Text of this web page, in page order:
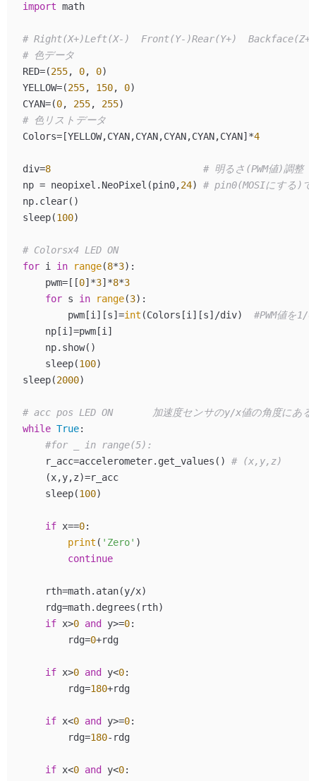
import math
# Right(X+)Left(X-)  Front(Y-)Rear(Y+)
# 色データ
RED=(255, 0, 0)
YELLOW=(255, 150, 0)
CYAN=(0, 255, 255
# 色リストデータ
Colors=[YELLOW,CYAN,CYAN,CYAN,CYAN,CYAN]*4
div=8
# 明るさ(PWM値)調整　
np = neopixel.NeoPixel(pin0,24) # pin0(MOSIにする)で
np.clear()
sleep(100)
# Colorsx4 LED ON
for i in range(8*3):
    pwm=[[
0]*3]*8*3
for s in range(3):
        pwm[i][s]=
int (Colors[i][s]/div) #PWM値を1/
    np[i]=pwm[i]
    np.show()
    sleep(
100)
sleep(2000)
# acc pos LED ON       加速度センサのy/x値の角度にある
while True:
#for _ in range(5):
    r_acc=accelerometer.get_values()
# (x,y,z)
    (x,y,z)=r_acc
    sleep(
100)
if x==0:
print ( 'Zero' )
continue
    rth=math.atan(y/x)
    rdg=math.degrees(rth)
if x>0 and y>=0:
        rdg=
0+rdg
if x>0 and y<0:
        rdg=
180+rdg
if x<0 and y>=0:
        rdg=
180-rdg
if x<0 and y<0: